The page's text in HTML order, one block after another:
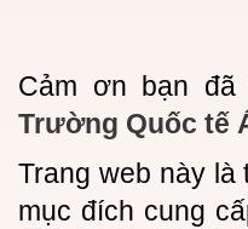
Cảm ơn bạn
Trường Quốc tế
Trang web này là
mục đích cung